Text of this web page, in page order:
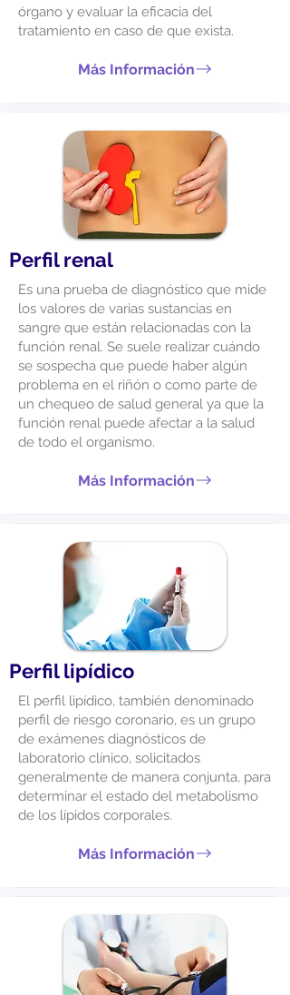
órgano y evaluar la eficacia del
tratamiento en caso de que exista.
Más Información
Perfil renal
Es una prueba de diagnóstico que mide
los valores de varias sustancias en
sangre que están relacionadas con la
función renal. Se suele realizar cuándo
se sospecha que puede haber algún
problema en el riñón o como parte de
un chequeo de salud general ya que la
función renal puede afectar a la salud
de todo el organismo.
Más Información
Perfil lipídico
El perfil lipídico, también denominado
perfil de riesgo coronario, es un grupo
de exámenes diagnósticos de
laboratorio clínico, solicitados
generalmente de manera conjunta, para
determinar el estado del metabolismo
de los lípidos corporales.
Más Información